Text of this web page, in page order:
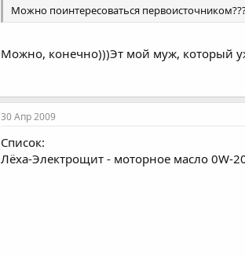
Можно поинтересоваться
Можно, конечно)))Эт мой муж, который
30 Апр 2009
Список:
Лёха-Электрощит - моторное масло 0W-